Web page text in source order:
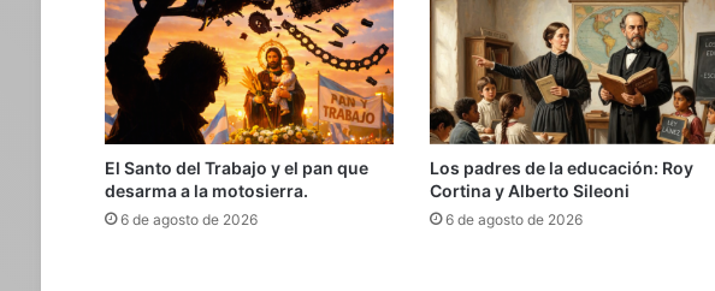
El Santo del Trabajo y el pan que
desarma a la motosierra.
6 de agosto de 2026
Los padres de la educación: Roy
Cortina y Alberto Sileoni
6 de agosto de 2026